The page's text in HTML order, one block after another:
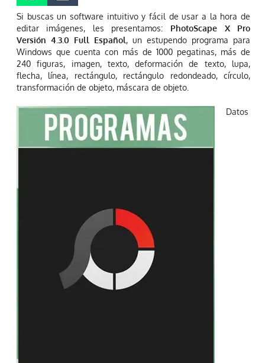
Si buscas un software intuitivo y fácil de usar a la hora de
editar imágenes, les presentamos: PhotoScape X Pro
Versión 4.3.0 Full Español, un estupendo programa para
Windows que cuenta con más de 1000 pegatinas, más de
240 figuras, imagen, texto, deformación de texto, lupa,
flecha, línea, rectángulo, rectángulo redondeado, círculo,
transformación de objeto, máscara de objeto.
Datos